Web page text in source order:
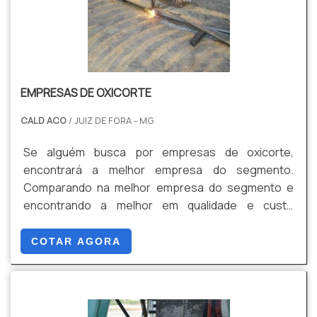
EMPRESAS DE OXICORTE
CALD ACO / JUIZ DE FORA - MG
Se alguém busca por empresas de oxicorte,
encontrará a melhor empresa do segmento.
Comparando na melhor empresa do segmento e
encontrando a melhor em qualidade e custo
oxicorte, com os profissionais da Cald Aço
encontramos proteção com programas de
melhorias padronizadas.MAIS SOBRE EMPRESAS DE
oferecer uma estrutura com escritório de alta
COTAR AGORA